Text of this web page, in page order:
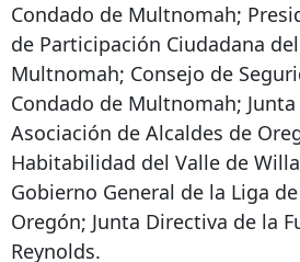
Condado de Multnomah;
de Participación Ciudadana
Multnomah; Consejo de
Condado de Multnomah;
Asociación de Alcaldes de
Habitabilidad del Valle de
Gobierno General de la Liga
Oregón; Junta Directiva de la
Reynolds.